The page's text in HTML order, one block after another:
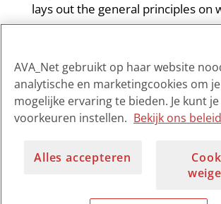
lays out the general principles on
necessary to move from
target formats.
AVA_Net gebruikt op haar website
analytische en marketingcookies om
mogelijke ervaring te bieden. Je kunt je
voorkeuren instellen. Bekijk ons beleid
Alles accepteren